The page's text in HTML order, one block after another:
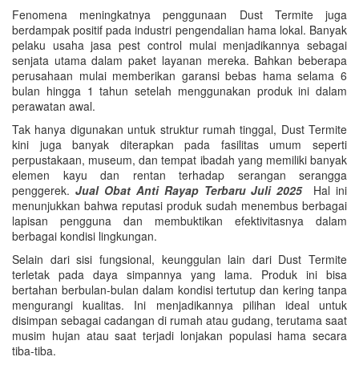
Fenomena meningkatnya penggunaan Dust Termite juga
berdampak positif pada industri pengendalian hama lokal. Banyak
pelaku usaha jasa pest control mulai menjadikannya sebagai
senjata utama dalam paket layanan mereka. Bahkan beberapa
perusahaan mulai memberikan garansi bebas hama selama 6
bulan hingga 1 tahun setelah menggunakan produk ini dalam
perawatan awal.
Tak hanya digunakan untuk struktur rumah tinggal, Dust Termite
kini juga banyak diterapkan pada fasilitas umum seperti
perpustakaan, museum, dan tempat ibadah yang memiliki banyak
elemen kayu dan rentan terhadap serangan serangga
penggerek. Jual Obat Anti Rayap Terbaru Juli 2025Hal ini
menunjukkan bahwa reputasi produk sudah menembus berbagai
lapisan pengguna dan membuktikan efektivitasnya dalam
berbagai kondisi lingkungan.
Selain dari sisi fungsional, keunggulan lain dari Dust Termite
terletak pada daya simpannya yang lama. Produk ini bisa
bertahan berbulan-bulan dalam kondisi tertutup dan kering tanpa
mengurangi kualitas. Ini menjadikannya pilihan ideal untuk
disimpan sebagai cadangan di rumah atau gudang, terutama saat
musim hujan atau saat terjadi lonjakan populasi hama secara
tiba-tiba.